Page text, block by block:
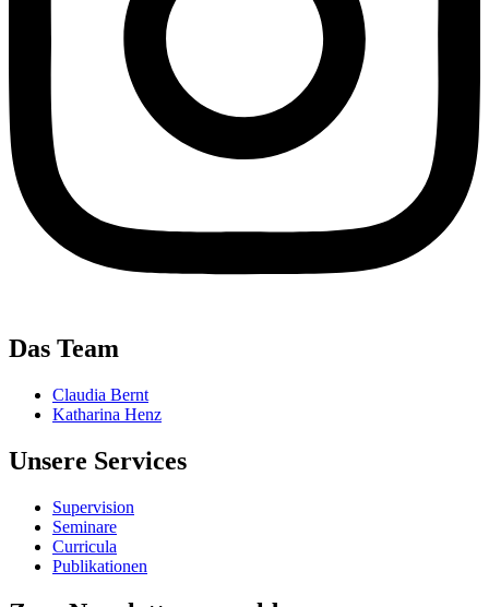
Das Team
Claudia Bernt
Katharina Henz
Unsere Services
Supervision
Seminare
Curricula
Publikationen